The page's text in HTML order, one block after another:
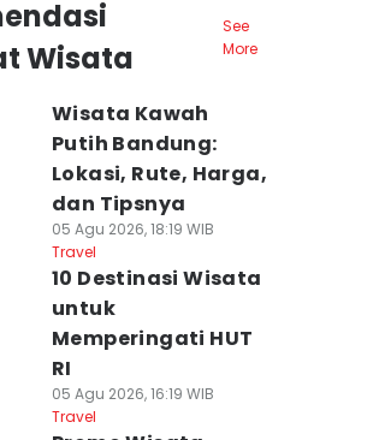
Wisata
See
More
Wisata Kawah
Putih Bandung:
Lokasi, Rute, Harga,
dan Tipsnya
05 Agu 2026, 18:19 WIB
Travel
10 Destinasi Wisata
untuk
Memperingati HUT
RI
05 Agu 2026, 16:19 WIB
Travel